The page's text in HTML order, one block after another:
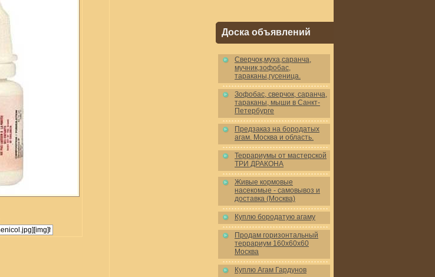
Доска объявлений
Cверчок,муха,саранча,
мучник,зофобас,
тараканы,гусеница.
Зофобас, сверчок, саранча,
тараканы, мыши в Санкт-
Петербурге
Предзаказ на бородатых
агам. Москва и область.
Террариумы от мастерской
ТРИ ДРАКОНА
Живые кормовые
насекомые - самовывоз и
доставка (Москва)
Куплю бородатую агаму
Продам горизонтальный
террариум 160x60x60
Москва
Куплю Агам Гардунов